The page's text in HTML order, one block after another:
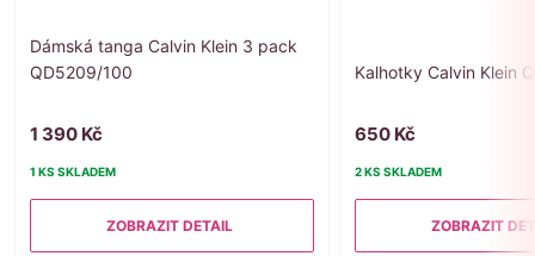
Dámská tanga Calvin Klein 3 pack
QD5209/100
1 390 Kč
1 KS SKLADEM
ZOBRAZIT DETAIL
Kalhotky Calvin Klein
650 Kč
2 KS SKLADEM
ZOBRAZIT